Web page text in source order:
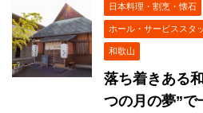
日本料理・割烹・懐石
ホール・サービススタ
和歌山
落ち着きある
つの月の夢”で